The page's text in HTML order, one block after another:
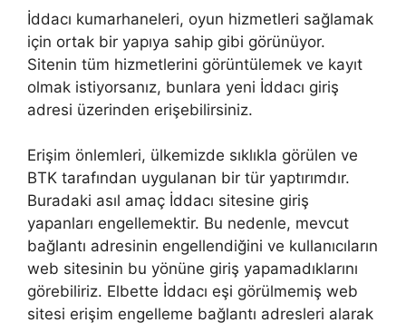
İddacı kumarhaneleri, oyun hizmetleri sağlamak
için ortak bir yapıya sahip gibi görünüyor.
Sitenin tüm hizmetlerini görüntülemek ve kayıt
olmak istiyorsanız, bunlara yeni İddacı giriş
adresi üzerinden erişebilirsiniz.
Erişim önlemleri, ülkemizde sıklıkla görülen ve
BTK tarafından uygulanan bir tür yaptırımdır.
Buradaki asıl amaç İddacı sitesine giriş
yapanları engellemektir. Bu nedenle, mevcut
bağlantı adresinin engellendiğini ve kullanıcıların
web sitesinin bu yönüne giriş yapamadıklarını
görebiliriz. Elbette İddacı eşi görülmemiş web
sitesi erişim engelleme bağlantı adresleri alarak